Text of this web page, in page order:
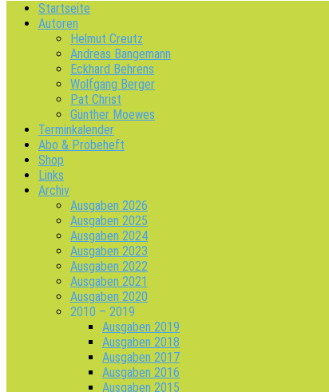
Startseite
Autoren
Helmut Creutz
Andreas Bangemann
Eckhard Behrens
Wolfgang Berger
Pat Christ
Günther Moewes
Terminkalender
Abo & Probeheft
Shop
Links
Archiv
Ausgaben 2026
Ausgaben 2025
Ausgaben 2024
Ausgaben 2023
Ausgaben 2022
Ausgaben 2021
Ausgaben 2020
2010 – 2019
Ausgaben 2019
Ausgaben 2018
Ausgaben 2017
Ausgaben 2016
Ausgaben 2015